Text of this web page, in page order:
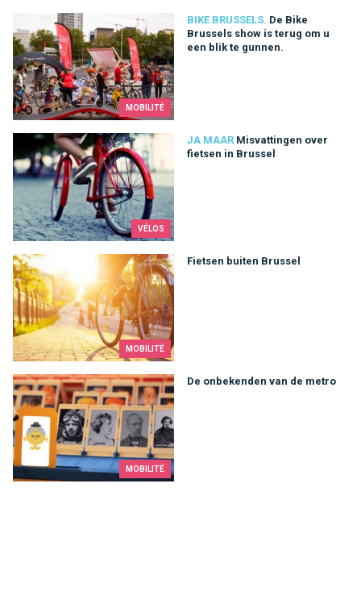
MOBILITÉ
BIKE BRUSSELS. De Bike
Brussels show is terug om u
een blik te gunnen.
De Bike Brussels show is terug om u een blik te gunnen.
VÉLOS
JA MAAR Misvattingen over
fietsen in Brussel
Misvattingen over fietsen in Brussel
MOBILITÉ
Fietsen buiten Brussel
Fietsen buiten Brussel
MOBILITÉ
De onbekenden van de metro
De onbekenden van de metro